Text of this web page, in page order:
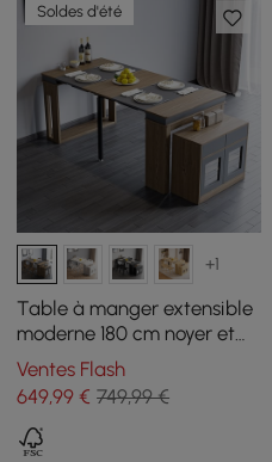
Soldes d'été
+1
Table à manger extensible
moderne 180 cm noyer et
gris avec buffet
Ventes Flash
649,99 € 749,99 €